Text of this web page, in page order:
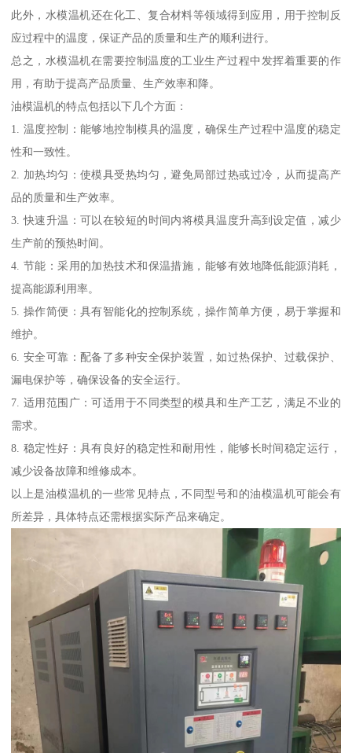
此外，水模温机还在化工、复合材料等领域得到应用，用于控制反
应过程中的温度，保证产品的质量和生产的顺利进行。
总之，水模温机在需要控制温度的工业生产过程中发挥着重要的作
用，有助于提高产品质量、生产效率和降。
油模温机的特点包括以下几个方面：
1. 温度控制：能够地控制模具的温度，确保生产过程中温度的稳定
性和一致性。
2. 加热均匀：使模具受热均匀，避免局部过热或过冷，从而提高产
品的质量和生产效率。
3. 快速升温：可以在较短的时间内将模具温度升高到设定值，减少
生产前的预热时间。
4. 节能：采用的加热技术和保温措施，能够有效地降低能源消耗，
提高能源利用率。
5. 操作简便：具有智能化的控制系统，操作简单方便，易于掌握和
维护。
6. 安全可靠：配备了多种安全保护装置，如过热保护、过载保护、
漏电保护等，确保设备的安全运行。
7. 适用范围广：可适用于不同类型的模具和生产工艺，满足不业的
需求。
8. 稳定性好：具有良好的稳定性和耐用性，能够长时间稳定运行，
减少设备故障和维修成本。
以上是油模温机的一些常见特点，不同型号和的油模温机可能会有
所差异，具体特点还需根据实际产品来确定。